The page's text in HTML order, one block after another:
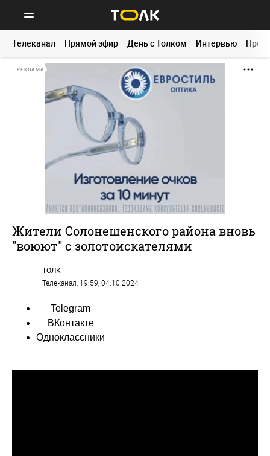
Телеканал Прямой эфир День с Толком Интервью
РЕКЛАМА
Жители Солонешенского района вновь
"воюют" с золотоискателями
ТОЛК
Телеканал, 19:59, 04.10.2024
Telegram
ВКонтакте
Одноклассники